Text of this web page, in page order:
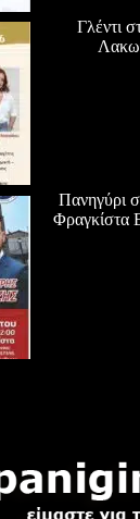
Γλέντι
Πανηγύρι
Φραγκίστα